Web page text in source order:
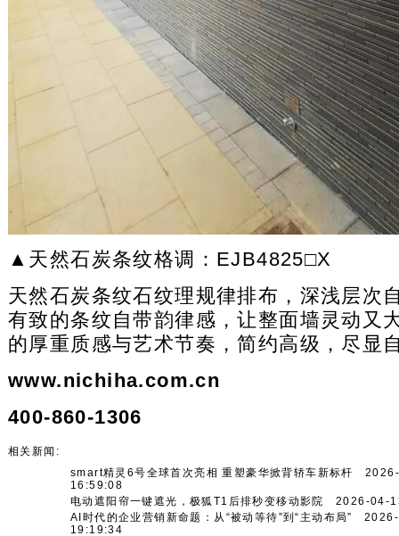
▲天然石炭条纹格调：EJB4825□X
天然石炭条纹石纹理规律排布，深浅层次
有致的条纹自带韵律感，让整面墙灵动又
的厚重质感与艺术节奏，简约高级，尽显
www.nichiha.com.cn
400-860-1306
相关新闻:
smart精灵6号全球首次亮相 重塑豪华掀背轿车新标杆
16:59:08
电动遮阳帘一键遮光，极狐T1后排秒变移动影院
2026-04-
AI时代的企业营销新命题：从“被动等待”到“主动布局”
2026-
19:19:34